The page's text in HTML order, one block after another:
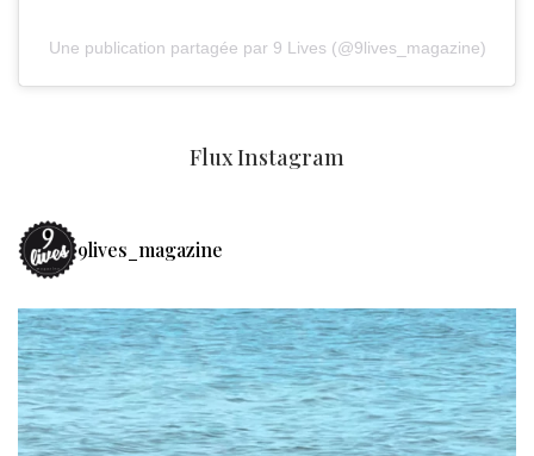
Une publication partagée par 9 Lives (@9lives_magazine)
Flux Instagram
9lives_magazine